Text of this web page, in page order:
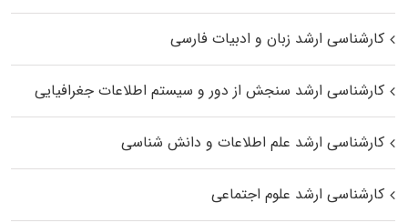
کارشناسی ارشد زبان و ادبیات فارسی
کارشناسی ارشد سنجش از دور و سیستم اطلاعات جغرافیایی
کارشناسی ارشد علم اطلاعات و دانش شناسی
کارشناسی ارشد علوم اجتماعی